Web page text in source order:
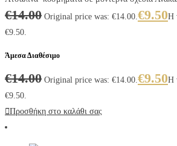
€14.00 Original price was: €14.00.€9.50Η
€9.50.
Άμεσα Διαθέσιμο
€14.00 Original price was: €14.00.€9.50Η
€9.50.
Προσθήκη στο καλάθι σας